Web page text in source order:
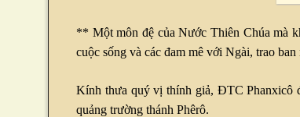
** Một môn đệ của Nước Thiên Chúa mà
cuộc sống và các đam mê với Ngài, trao
Kính thưa quý vị thính giả, ĐTC Phanxicô
quảng trường thánh Phêrô.